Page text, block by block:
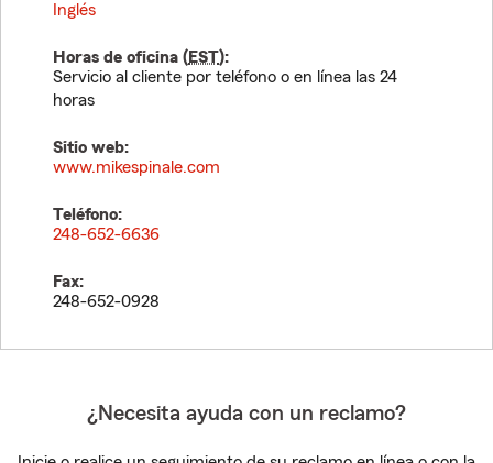
Inglés
Horas de oficina (EST):
Servicio al cliente por teléfono o en línea las 24
horas
Sitio web:
www.mikespinale.com
Teléfono:
248-652-6636
Fax:
248-652-0928
¿Necesita ayuda con un reclamo?